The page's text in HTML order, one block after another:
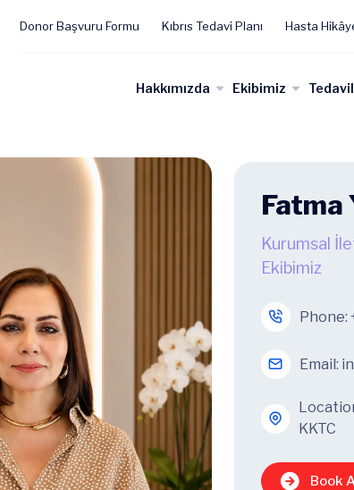
Donor Başvuru Formu Kıbrıs Tedavi Planı Hasta
Hakkımızda Ekibimiz
Fatma
Kurumsal
Ekibimiz
Phone:
Email:
KKTC
Book